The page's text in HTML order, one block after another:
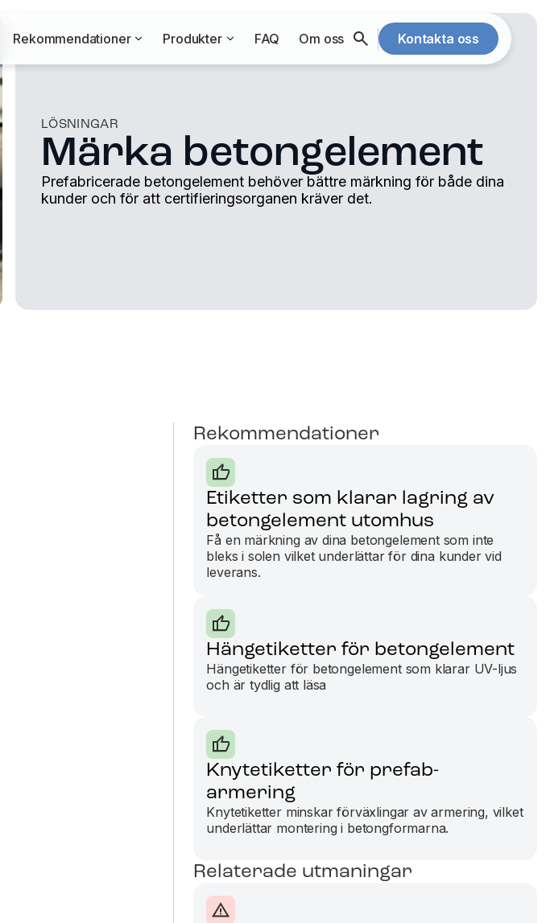
LÖSNINGAR
Märka betongelement
Prefabricerade betongelement behöver bättre märkning för både dina
kunder och för att certifieringsorganen kräver det.
Rekommendationer
Etiketter som klarar lagring av
betongelement utomhus
Få en märkning av dina betongelement som inte
bleks i solen vilket underlättar för dina kunder vid
leverans.
Hängetiketter för betongelement
Hängetiketter för betongelement som klarar UV-ljus
och är tydlig att läsa
Knytetiketter för prefab-
armering
Knytetiketter minskar förväxlingar av armering, vilket
underlättar montering i betongformarna.
Relaterade utmaningar
Rekommendationer Produkter FAQ Om oss Kontakta oss